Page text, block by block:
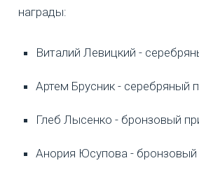
награды:
Виталий Левицкий -
Артем Брусник - серебряный
Глеб Лысенко - бронзовый
Анория Юсупова - бронзовый